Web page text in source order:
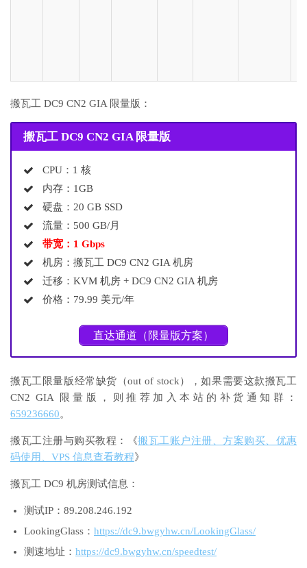
搬瓦工 DC9 CN2 GIA 限量版：
搬瓦工 DC9 CN2 GIA 限量版
CPU：1 核
内存：1GB
硬盘：20 GB SSD
流量：500 GB/月
带宽：1 Gbps
机房：搬瓦工 DC9 CN2 GIA 机房
迁移：KVM 机房 + DC9 CN2 GIA 机房
价格：79.99 美元/年
直达通道（限量版方案）
搬瓦工限量版经常缺货（out of stock），如果需要这款搬瓦工
CN2 GIA 限量版，则推荐加入本站的补货通知群：
659236660。
搬瓦工注册与购买教程：《搬瓦工账户注册、方案购买、优惠
码使用、VPS 信息查看教程》
搬瓦工 DC9 机房测试信息：
测试IP：89.208.246.192
LookingGlass： https://dc9.bwgyhw.cn/LookingGlass/
测速地址： https://dc9.bwgyhw.cn/speedtest/